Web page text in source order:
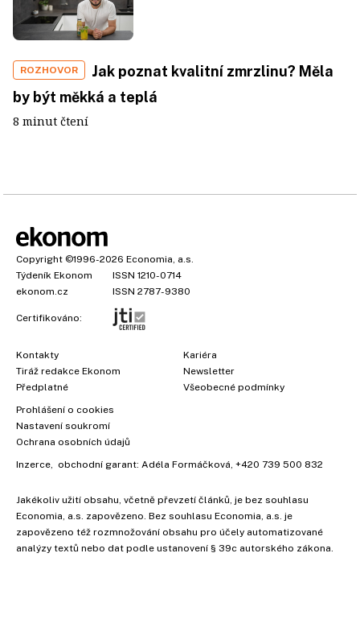
ROZHOVOR
Jak poznat kvalitní zmrzlinu? Měla
by být měkká a teplá
8 minut čtení
Copyright ©1996-2026 Economia, a.s.
Týdeník Ekonom
ISSN 1210-0714
ekonom.cz
ISSN 2787-9380
Certifikováno:
Kontakty
Tiráž redakce Ekonom
Předplatné
Kariéra
Newsletter
Všeobecné podmínky
Prohlášení o cookies
Nastavení soukromí
Ochrana osobních údajů
Inzerce , obchodní garant: Adéla Formáčková +420 739 500 832
Jakékoliv užití obsahu, včetně převzetí článků, je bez souhlasu
Economia, a.s. zapovězeno. Bez souhlasu Economia, a.s. je
zapovězeno též rozmnožování obsahu pro účely automatizované
analýzy textů nebo dat podle ustanovení § 39c autorského zákona.